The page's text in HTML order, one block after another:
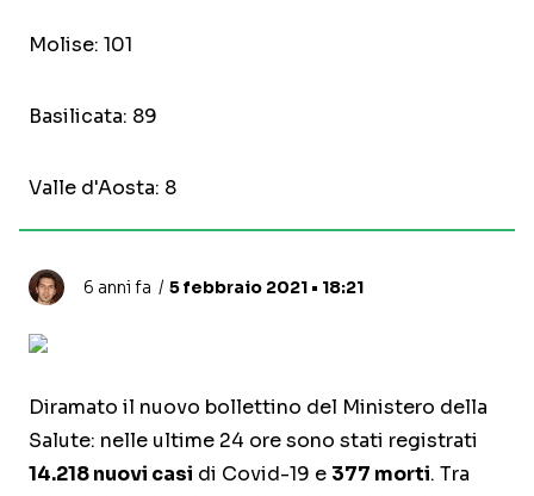
Molise: 101
Basilicata: 89
Valle d'Aosta: 8
6 anni fa 5 febbraio 2021 • 18:21
Diramato il nuovo bollettino del Ministero della
Salute: nelle ultime 24 ore sono stati registrati
14.218 nuovi casi di Covid-19 e 377 morti. Tra